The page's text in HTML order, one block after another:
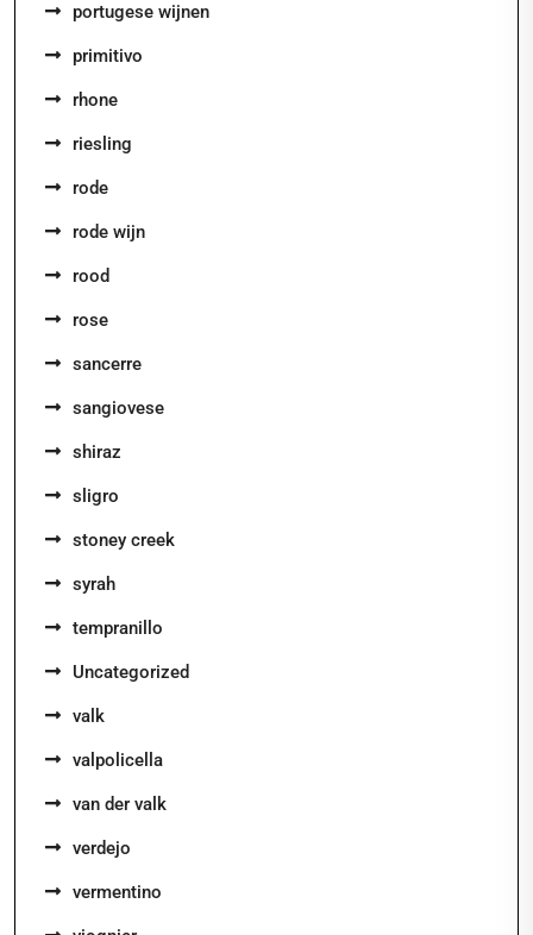
portugese wijnen
primitivo
rhone
riesling
rode
rode wijn
rood
rose
sancerre
sangiovese
shiraz
sligro
stoney creek
syrah
tempranillo
Uncategorized
valk
valpolicella
van der valk
verdejo
vermentino